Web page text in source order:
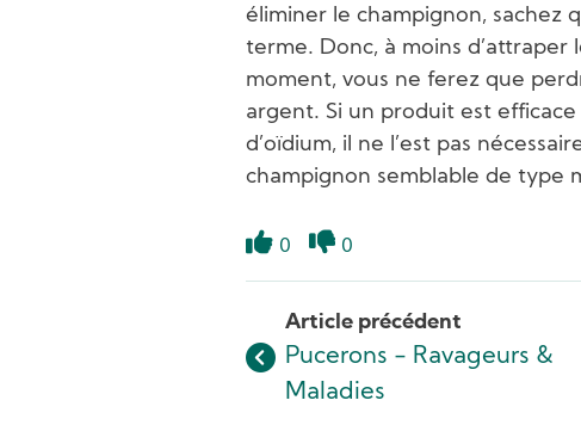
éliminer le champignon, sachez
terme. Donc, à moins d’attraper
moment, vous ne ferez que
argent. Si un produit est
d’oïdium, il ne l’est pas
champignon semblable de type
0 0
Article précédent
Pucerons - Ravageurs &
Maladies